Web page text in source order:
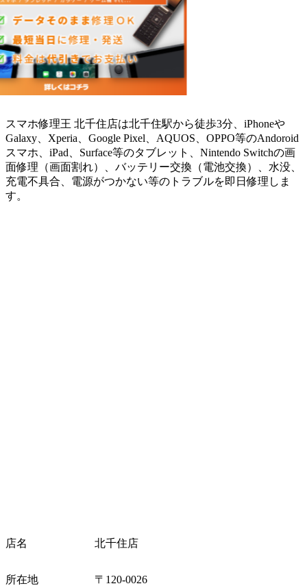
スマホ修理王 北千住店は北千住駅から徒歩3分、iPhoneや
Galaxy、Xperia、Google Pixel、AQUOS、OPPO等のAndoroid
スマホ、iPad、Surface等のタブレット、Nintendo Switchの画
面修理（画面割れ）、バッテリー交換（電池交換）、水没、
充電不具合、電源がつかない等のトラブルを即日修理しま
す。
店名 北千住店
所在地
〒120-0026